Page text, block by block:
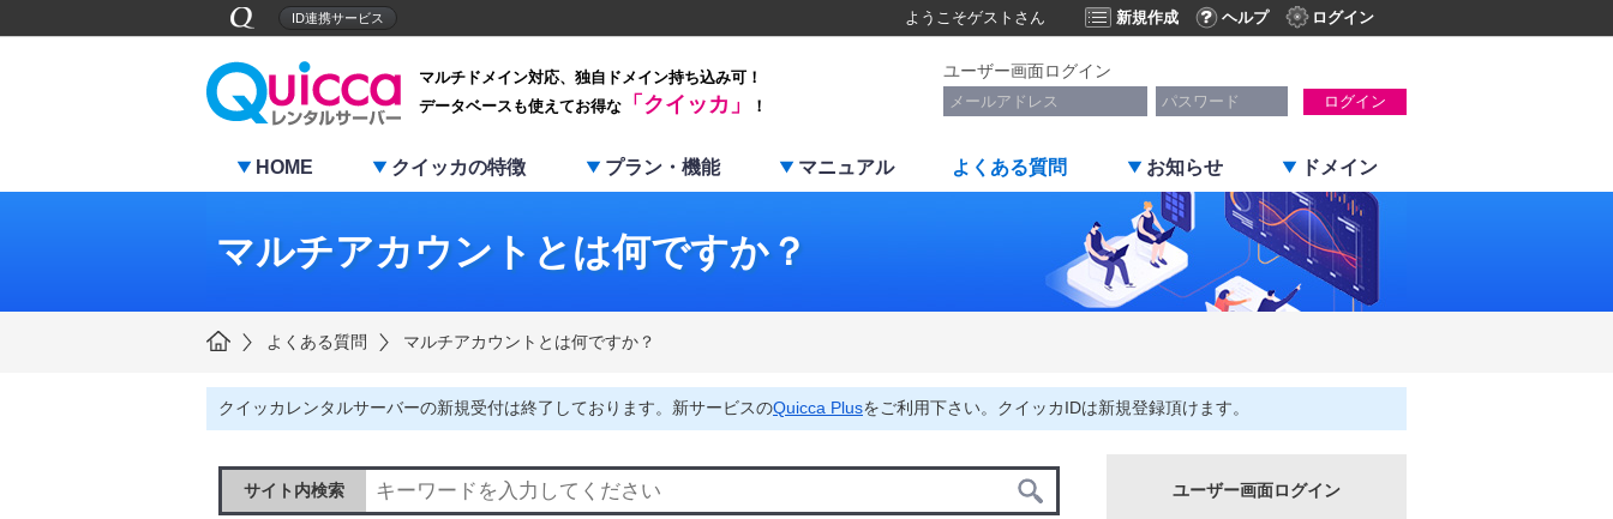
ID連携サービス ようこそゲスト さん 新規作成 ヘルプ ログイン
マルチドメイン対応、独自ドメイン持ち込み可！
データベースも使えてお得な
「クイッカ」 ！
ユーザー画面ログイン
ログイン
HOME クイッカの特徴 プラン・機能 マニュアル よくある質問 お知らせ ドメイン
マルチアカウントとは何ですか？
よくある質問 マルチアカウントとは何ですか？
クイッカレンタルサーバーの新規受付は終了しております。新サービスのQuicca Plusをご利用下さい。クイッカIDは新規登録頂けます。
サイト内検索 ユーザー画面ログイン